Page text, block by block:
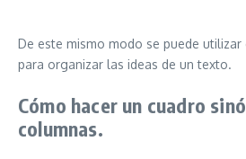
De este mismo modo se puede
para organizar las ideas de un texto.
Cómo hacer un cuadro
columnas.